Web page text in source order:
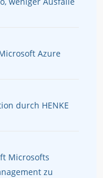
Azure
durch HENKE
Microsofts
zu